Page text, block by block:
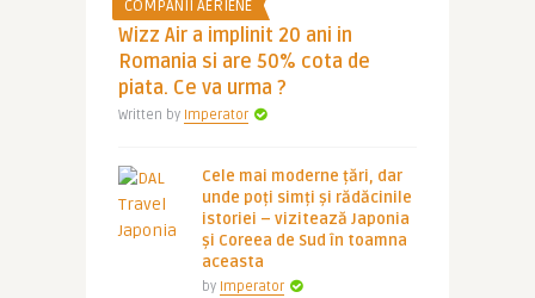
COMPANII AERIENE
Wizz Air a implinit 20 ani in
Romania si are 50% cota de
piata. Ce va urma ?
Written by Imperator
Cele mai moderne țări, dar
unde poți simți și rădăcinile
istoriei – vizitează Japonia
și Coreea de Sud în toamna
aceasta
by Imperator